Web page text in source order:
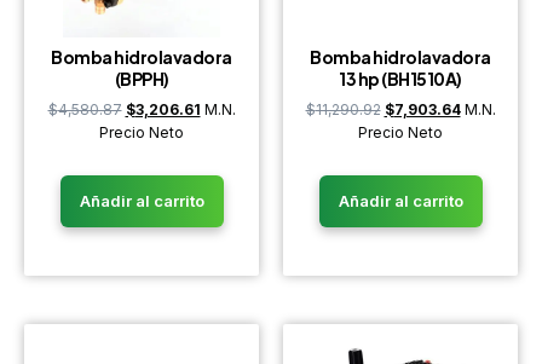
Bomba hidrolavadora
(BPPH)
$4,580.87 $3,206.61 M.N.
Precio Neto
Añadir al carrito
Bomba hidrolavadora
13 hp (BH1510A)
$11,290.92 $7,903.64 M.N.
Precio Neto
Añadir al carrito